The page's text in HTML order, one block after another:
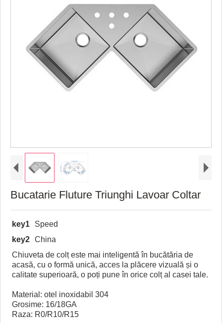
Bucatarie Fluture Triunghi Lavoar Coltar
key1
Speed
key2 China
Chiuveta de colț este mai inteligentă în bucătăria de
acasă, cu o formă unică, acces la plăcere vizuală și o
calitate superioară, o poți pune în orice colț al casei tale.
Material: otel inoxidabil 304
Grosime: 16/18GA
Raza: R0/R10/R15